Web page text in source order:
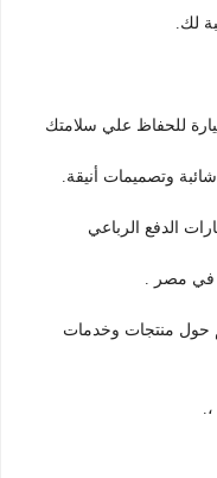
لك.
للحفاظ علي سلامتك
شائبة وتصميمات أنيقة.
في مصر .
حول منتجات وخدمات